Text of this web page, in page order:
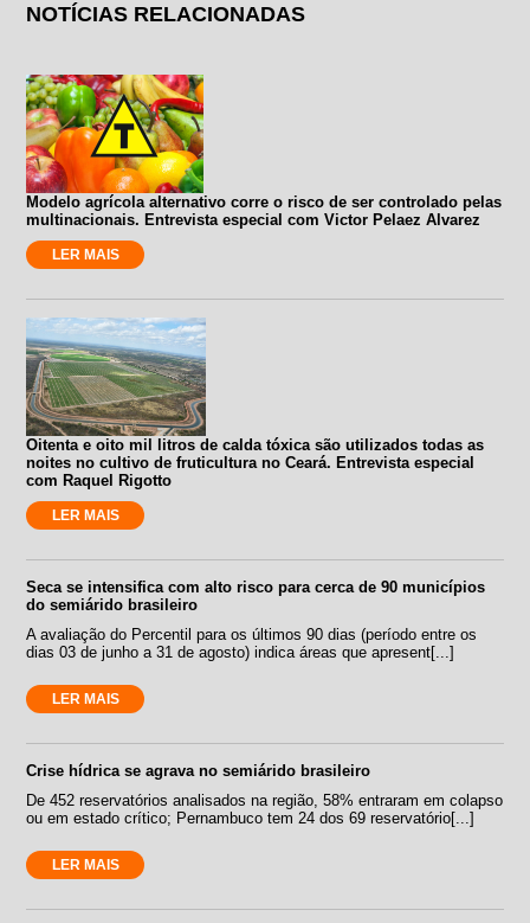
NOTÍCIAS RELACIONADAS
Modelo agrícola alternativo corre o risco de ser controlado pelas
multinacionais. Entrevista especial com Victor Pelaez Alvarez
LER MAIS
Oitenta e oito mil litros de calda tóxica são utilizados todas as
noites no cultivo de fruticultura no Ceará. Entrevista especial
com Raquel Rigotto
LER MAIS
Seca se intensifica com alto risco para cerca de 90 municípios
do semiárido brasileiro
A avaliação do Percentil para os últimos 90 dias (período entre os
dias 03 de junho a 31 de agosto) indica áreas que apresent[...]
LER MAIS
Crise hídrica se agrava no semiárido brasileiro
De 452 reservatórios analisados na região, 58% entraram em colapso
ou em estado crítico; Pernambuco tem 24 dos 69 reservatório[...]
LER MAIS